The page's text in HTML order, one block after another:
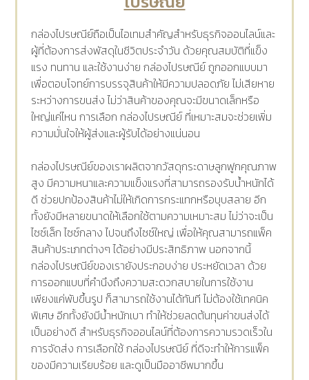
กล่องไปรษณีย์ถือเป็นไอเทมสำคัญสำหรับธุรกิจออนไลน์และ
ผู้ที่ต้องการส่งพัสดุในชีวิตประจำวัน ด้วยคุณสมบัติที่แข็ง
แรง ทนทาน และใช้งานง่าย กล่องไปรษณีย์ ถูกออกแบบมา
เพื่อตอบโจทย์การบรรจุสินค้าให้มีความปลอดภัย ไม่เสียหาย
ระหว่างการขนส่ง ไม่ว่าสินค้าของคุณจะมีขนาดเล็กหรือ
ใหญ่แค่ไหน การเลือก กล่องไปรษณีย์ ที่เหมาะสมจะช่วยเพิ่ม
ความมั่นใจให้ผู้ส่งและผู้รับได้อย่างแน่นอน
กล่องไปรษณีย์ของเราผลิตจากวัสดุกระดาษลูกฟูกคุณภาพ
สูง มีความหนาและความแข็งแรงที่สามารถรองรับน้ำหนักได้
ดี ช่วยปกป้องสินค้าไม่ให้เกิดการกระแทกหรือบุบสลาย อีก
ทั้งยังมีหลายขนาดให้เลือกใช้ตามความเหมาะสม ไม่ว่าจะเป็น
ไซซ์เล็ก ไซซ์กลาง ไปจนถึงไซซ์ใหญ่ เพื่อให้คุณสามารถแพ็ค
สินค้าประเภทต่างๆ ได้อย่างมีประสิทธิภาพ นอกจากนี้
กล่องไปรษณีย์ของเรายังประกอบง่าย ประหยัดเวลา ด้วย
การออกแบบที่คำนึงถึงความสะดวกสบายในการใช้งาน
เพียงแค่พับขึ้นรูป ก็สามารถใช้งานได้ทันที ไม่ต้องใช้เทคนิค
พิเศษ อีกทั้งยังมีน้ำหนักเบา ทำให้ช่วยลดต้นทุนค่าขนส่งได้
เป็นอย่างดี สำหรับธุรกิจออนไลน์ที่ต้องการความรวดเร็วใน
การจัดส่ง การเลือกใช้ กล่องไปรษณีย์ ที่ดีจะทำให้การแพ็ค
ของมีความเรียบร้อย และดูเป็นมืออาชีพมากขึ้น